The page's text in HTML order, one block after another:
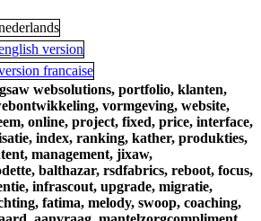
websolutions, portfolio, klanten,
vormgeving, website,
online, project, fixed, price, interface,
index, ranking, kather, produkties,
management, jixaw,
balthazar, rsdfabrics, reboot, focus,
infrascout, upgrade, migratie,
fatima, melody, swoop, coaching,